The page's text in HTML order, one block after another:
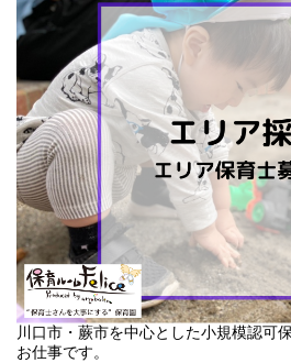
川口市・蕨市を中心とした小規模認可
お仕事です。